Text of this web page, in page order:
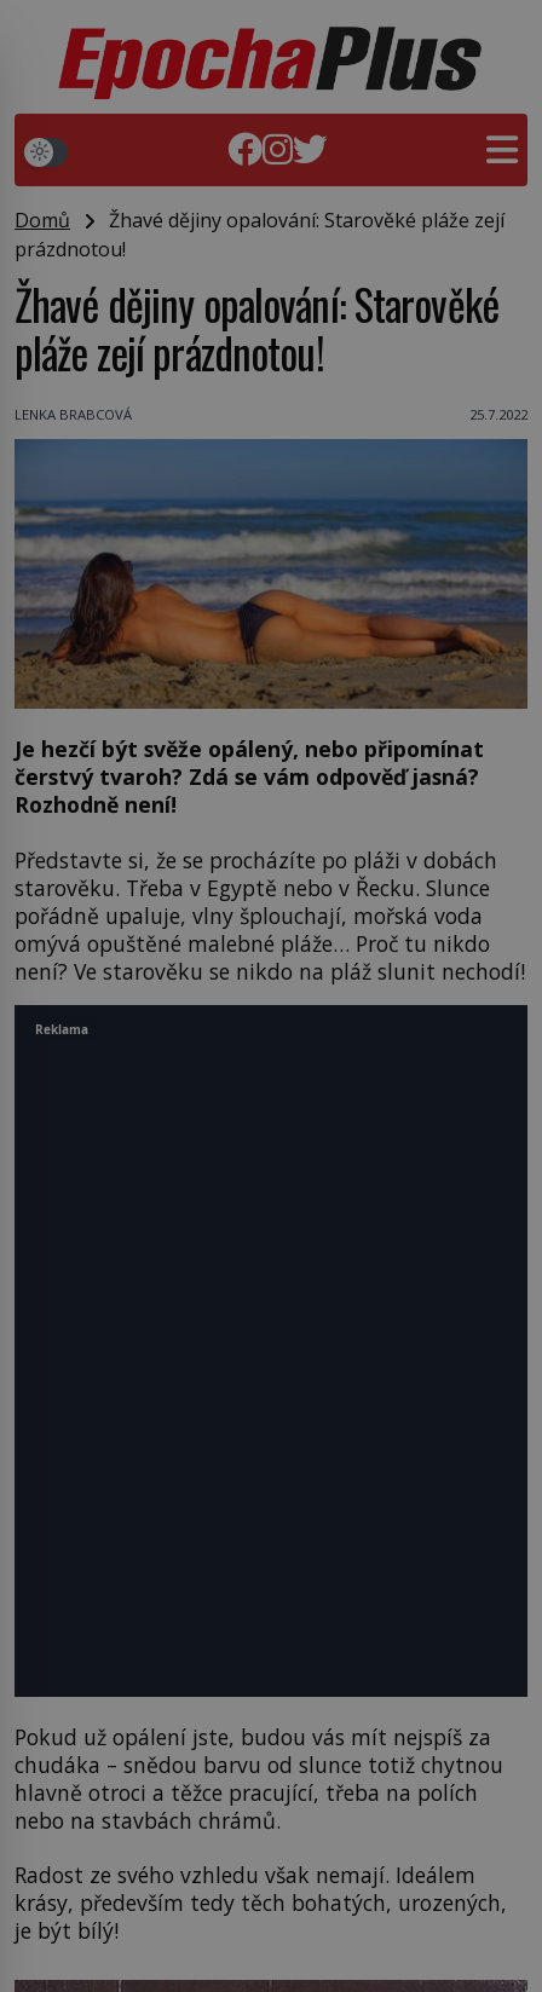
Domů
Žhavé dějiny opalování: Starověké pláže zejí
prázdnotou!
Žhavé dějiny opalování: Starověké
pláže zejí prázdnotou!
LENKA BRABCOVÁ 25.7.2022
Je hezčí být svěže opálený, nebo připomínat
čerstvý tvaroh? Zdá se vám odpověď jasná?
Rozhodně není!
Představte si, že se procházíte po pláži v dobách
starověku. Třeba v Egyptě nebo v Řecku. Slunce
pořádně upaluje, vlny šplouchají, mořská voda
omývá opuštěné malebné pláže… Proč tu nikdo
není? Ve starověku se nikdo na pláž slunit nechodí!
Pokud už opálení jste, budou vás mít nejspíš za
chudáka – snědou barvu od slunce totiž chytnou
hlavně otroci a těžce pracující, třeba na polích
nebo na stavbách chrámů.
Radost ze svého vzhledu však nemají. Ideálem
krásy, především tedy těch bohatých, urozených,
je být bílý!
Reklama